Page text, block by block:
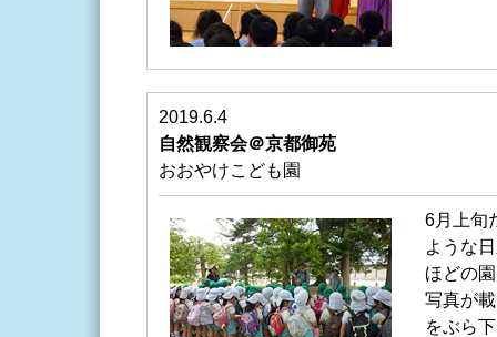
2019.6.4
自然観察会＠京都御苑
おおやけこども園
6月上旬
ような
ほどの
写真が
をぶら